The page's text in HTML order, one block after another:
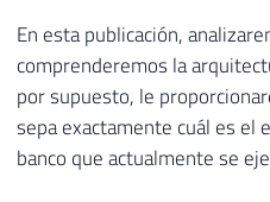
En esta publicación,
comprenderemos la
por supuesto, le
sepa exactamente cuál es el
banco que actualmente se